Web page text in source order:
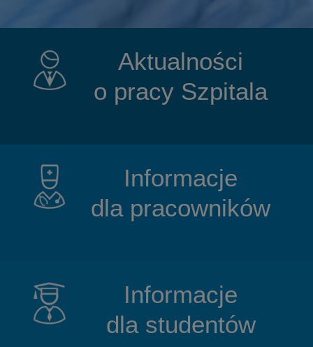
Aktualności
o pracy Szpitala
Informacje
dla pracowników
Informacje
dla studentów